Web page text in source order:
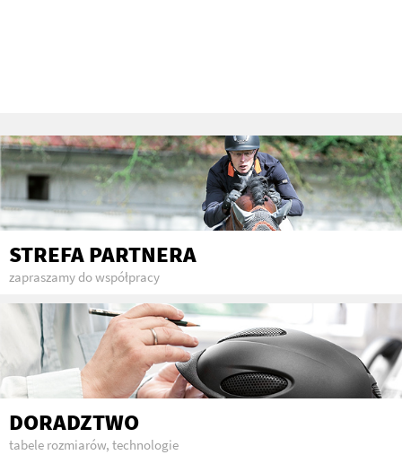
STREFA PARTNERA
zapraszamy do współpracy
DORADZTWO
tabele rozmiarów, technologie